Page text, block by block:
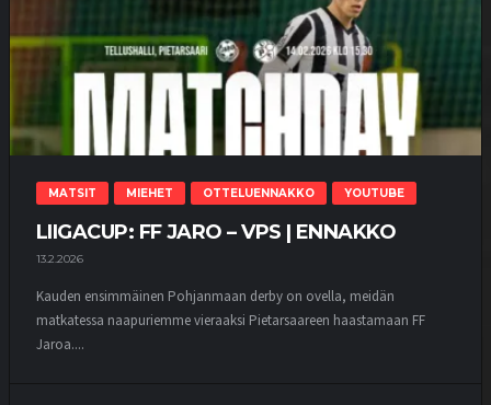
MATSIT MIEHET OTTELUENNAKKO YOUTUBE
LIIGACUP: FF JARO – VPS | ENNAKKO
13.2.2026
Kauden ensimmäinen Pohjanmaan derby on ovella, meidän
matkatessa naapuriemme vieraaksi Pietarsaareen haastamaan FF
Jaroa....